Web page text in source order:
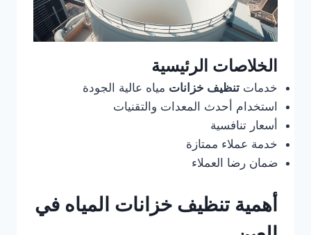
الخلاصات الرئيسية
خدمات تنظيف خزانات مياه عالية الجودة
استخدام أحدث المعدات والتقنيات
أسعار تنافسية
خدمة عملاء ممتازة
ضمان رضا العملاء
أهمية تنظيف خزانات المياه في